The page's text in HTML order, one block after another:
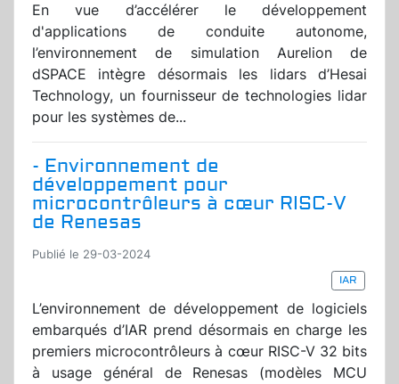
En vue d’accélérer le développement
d'applications de conduite autonome,
l’environnement de simulation Aurelion de
dSPACE intègre désormais les lidars d’Hesai
Technology, un fournisseur de technologies lidar
pour les systèmes de...
- Environnement de
développement pour
microcontrôleurs à cœur RISC-V
de Renesas
Publié le 29-03-2024
IAR
L’environnement de développement de logiciels
embarqués d’IAR prend désormais en charge les
premiers microcontrôleurs à cœur RISC-V 32 bits
à usage général de Renesas (modèles MCU